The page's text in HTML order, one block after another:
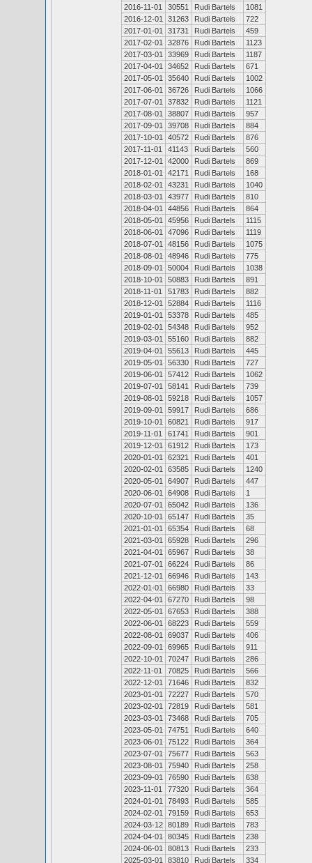
2016-11-01
30551 Rudi Bartels
1081
2016-12-01
31263 Rudi Bartels
722
2017-01-01
31731 Rudi Bartels
459
2017-02-01
32876 Rudi Bartels
1123
2017-03-01
33969 Rudi Bartels
1187
2017-04-01
34652 Rudi Bartels
671
2017-05-01
35640 Rudi Bartels
1002
2017-06-01
36726 Rudi Bartels
1066
2017-07-01
37832 Rudi Bartels
1121
2017-08-01
38807 Rudi Bartels
957
2017-09-01
39708 Rudi Bartels
884
2017-10-01
40572 Rudi Bartels
876
2017-11-01
41143 Rudi Bartels
560
2017-12-01
42000 Rudi Bartels
869
2018-01-01
42171 Rudi Bartels
168
2018-02-01
43231 Rudi Bartels
1040
2018-03-01
43977 Rudi Bartels
810
2018-04-01
44856 Rudi Bartels
864
2018-05-01
45956 Rudi Bartels
1115
2018-06-01
47096 Rudi Bartels
1119
2018-07-01
48156 Rudi Bartels
1075
2018-08-01
48946 Rudi Bartels
775
2018-09-01
50004 Rudi Bartels
1038
2018-10-01
50883 Rudi Bartels
891
2018-11-01
51783 Rudi Bartels
882
2018-12-01
52884 Rudi Bartels
1116
2019-01-01
53378 Rudi Bartels
485
2019-02-01
54348 Rudi Bartels
952
2019-03-01
55160 Rudi Bartels
882
2019-04-01
55613 Rudi Bartels
445
2019-05-01
56330 Rudi Bartels
727
2019-06-01
57412 Rudi Bartels
1062
2019-07-01
58141 Rudi Bartels
739
2019-08-01
59218 Rudi Bartels
1057
2019-09-01
59917 Rudi Bartels
686
2019-10-01
60821 Rudi Bartels
917
2019-11-01
61741 Rudi Bartels
901
2019-12-01
61912 Rudi Bartels
173
2020-01-01
62321 Rudi Bartels
401
2020-02-01
63585 Rudi Bartels
1240
2020-05-01
64907 Rudi Bartels
447
2020-06-01
64908 Rudi Bartels
1
2020-07-01
65042 Rudi Bartels
136
2020-10-01
65147 Rudi Bartels
35
2021-01-01
65354 Rudi Bartels
68
2021-03-01
65928 Rudi Bartels
296
2021-04-01
65967 Rudi Bartels
38
2021-07-01
66224 Rudi Bartels
86
2021-12-01
66946 Rudi Bartels
143
2022-01-01
66980 Rudi Bartels
33
2022-04-01
67270 Rudi Bartels
98
2022-05-01
67653 Rudi Bartels
388
2022-06-01
68223 Rudi Bartels
559
2022-08-01
69037 Rudi Bartels
406
2022-09-01
69965 Rudi Bartels
911
2022-10-01
70247 Rudi Bartels
286
2022-11-01
70825 Rudi Bartels
566
2022-12-01
71646 Rudi Bartels
832
2023-01-01
72227 Rudi Bartels
570
2023-02-01
72819 Rudi Bartels
581
2023-03-01
73468 Rudi Bartels
705
2023-05-01
74751 Rudi Bartels
640
2023-06-01
75122 Rudi Bartels
364
2023-07-01
75677 Rudi Bartels
563
2023-08-01
75940 Rudi Bartels
258
2023-09-01
76590 Rudi Bartels
638
2023-11-01
77320 Rudi Bartels
364
2024-01-01
78493 Rudi Bartels
585
2024-02-01
79159 Rudi Bartels
653
2024-03-12 80189 Rudi Bartels
783
2024-04-01
80345 Rudi Bartels
238
2024-06-01
80813 Rudi Bartels
233
2025-03-01
83810 Rudi Bartels
334